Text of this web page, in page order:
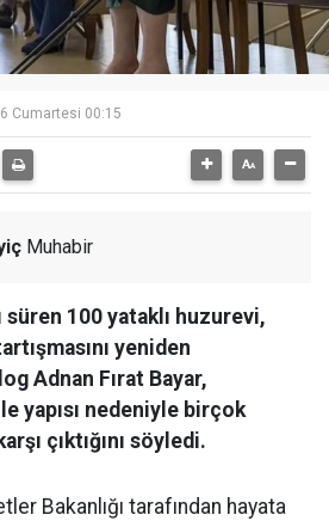
Cumartesi 00:15
Muhabir
süren 100 yataklı huzurevi,
yeniden
Adnan Fırat Bayar,
yapısı nedeniyle birçok
çıktığını söyledi.
Bakanlığı tarafından hayata